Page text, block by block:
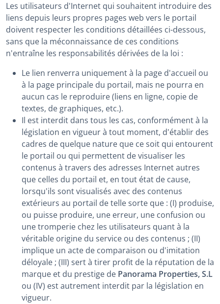
Les utilisateurs d'Internet qui souhaitent introduire des
liens depuis leurs propres pages web vers le portail
doivent respecter les conditions détaillées ci-dessous,
sans que la méconnaissance de ces conditions
n'entraîne les responsabilités dérivées de la loi :
Le lien renverra uniquement à la page d'accueil ou
à la page principale du portail, mais ne pourra en
aucun cas le reproduire (liens en ligne, copie de
textes, de graphiques, etc.).
Il est interdit dans tous les cas, conformément à la
législation en vigueur à tout moment, d'établir des
cadres de quelque nature que ce soit qui entourent
le portail ou qui permettent de visualiser les
contenus à travers des adresses Internet autres
que celles du portail et, en tout état de cause,
lorsqu'ils sont visualisés avec des contenus
extérieurs au portail de telle sorte que : (I) produise,
ou puisse produire, une erreur, une confusion ou
une tromperie chez les utilisateurs quant à la
véritable origine du service ou des contenus ; (II)
implique un acte de comparaison ou d'imitation
déloyale ; (III) sert à tirer profit de la réputation de la
marque et du prestige de Panorama Properties, S.L
ou (IV) est autrement interdit par la législation en
vigueur.